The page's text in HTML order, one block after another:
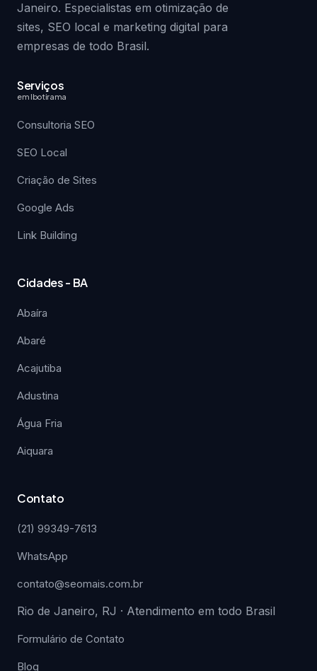
Janeiro. Especialistas em otimização de
sites, SEO local e marketing digital para
empresas de todo Brasil.
Serviços
em Ibotirama
Consultoria SEO
SEO Local
Criação de Sites
Google Ads
Link Building
Cidades - BA
Abaíra
Abaré
Acajutiba
Adustina
Água Fria
Aiquara
Contato
(21) 99349-7613
WhatsApp
contato@seomais.com.br
Rio de Janeiro, RJ · Atendimento em todo Brasil
Formulário de Contato
Blog